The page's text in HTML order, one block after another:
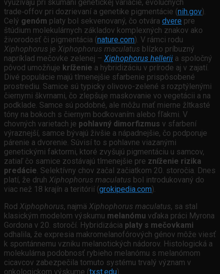
využívajú pri skúmaní genetickej variácie, evolučných
trade‑offov pri dozrievaní a genetike pigmentácie (nih.gov).
Celý genóm platy bol sekvenovaný, čo otvára dvere pre
štúdium molekulárnych základov komplexných znakov ako
živorodosť či pigmentácia (nature.com). V rámci rodu
Xiphophorus je Xiphophorus maculatus blízko príbuzný
napríklad mečovke zelenej – Xiphophorus hellerii a spoločný
pôvod umožňuje kríženie a hybridizáciu v prírode aj v zajatí.
Divé populácie majú tlmenejšie sfarbenie prispôsobené
prostrediu. Samice sú typicky olivovo-zelené s rozptýlenými
čiernymi škvrnami, čo zlepšuje maskovanie vo vegetácii a na
podklade. Samce sú podobné, ale môžu mať mierne žltkasté
tóny na bokoch s čiernym bodkovaním alebo fľakmi. V
chovných varietach je pohlavný dimorfizmus v sfarbení
výraznejší, samce bývajú živšie a nápadnejšie, čo podporuje
párenie a dvorenie. Súvisí to s pohlavne viazanými
genetickými faktormi, ktoré zvyšujú pigmentáciu u samcov,
zatiaľ čo samice zostávajú tlmenejšie pre zníženie rizika
predácie. Selektívny chov začal začiatkom 20. storočia. Dnes
platí, že druh Xiphophorus maculatus bol introdukovaný do
viac než 18 krajín a teritórií (grokipedia.com).
Rod Xiphophorus, najmä Xiphophorus maculatus, sa stal
klasickým modelom výskumu melanómu vďaka práci Myrona
Gordona v 20. storočí. Hybridizácia platy s mečovkami
odhalila, že expresia makromelanofórových génov môže viesť
k spontánnemu vzniku melanotických nádorov. Histologická a
molekulárna podobnosť rybieho melanómu s melanómom
cicavcov zabezpečila tomuto systému trvalý význam v
onkologickom výskume (txst.edu).